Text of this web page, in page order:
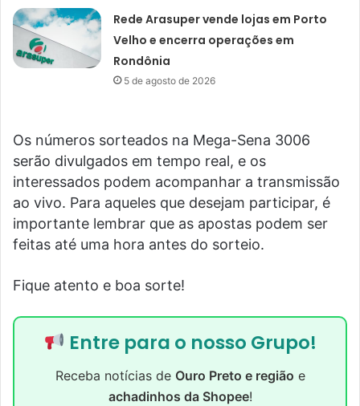
Rede Arasuper vende lojas em Porto
Velho e encerra operações em
Rondônia
5 de agosto de 2026
Os números sorteados na Mega-Sena 3006
serão divulgados em tempo real, e os
interessados podem acompanhar a transmissão
ao vivo. Para aqueles que desejam participar, é
importante lembrar que as apostas podem ser
feitas até uma hora antes do sorteio.
Fique atento e boa sorte!
Entre para o nosso Grupo!
Receba notícias de Ouro Preto e região e
achadinhos da Shopee!